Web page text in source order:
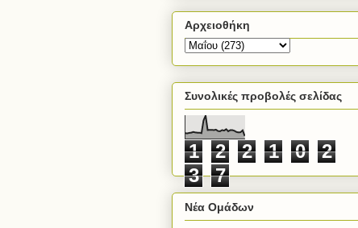
Αρχειοθήκη
Συνολικές προβολές σελίδας
1 2 2 1 0
2
3
7
Νέα Ομάδων